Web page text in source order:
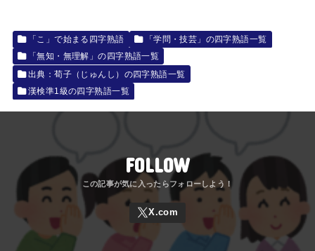
「こ」で始まる四字熟語
「学問・技芸」の四字熟語一覧
「無知・無理解」の四字熟語一覧
出典：荀子（じゅんし）の四字熟語一覧
漢検準1級の四字熟語一覧
FOLLOW